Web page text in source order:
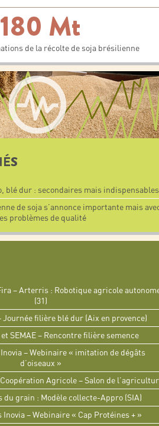
180 Mt
de la récolte de soja brésilienne
blé dur : secondaires mais indispensables
de soja s’annonce importante mais
problèmes de qualité
– Arterris : Robotique agricole
(31)
filière blé dur (Aix en provence)
SEMAE – Rencontre filière semence
– Webinaire « imitation de dégâts
d’oiseaux »
Agricole – Salon de
du grain : Modèle collecte-Appro (SIA)
Inovia – Webinaire « Cap Protéines + »